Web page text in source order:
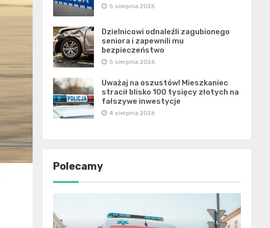
5 sierpnia 2026
Dzielnicowi odnaleźli zagubionego
seniora i zapewnili mu
bezpieczeństwo
5 sierpnia 2026
Uważaj na oszustów! Mieszkaniec
stracił blisko 100 tysięcy złotych na
fałszywe inwestycje
4 sierpnia 2026
Polecamy